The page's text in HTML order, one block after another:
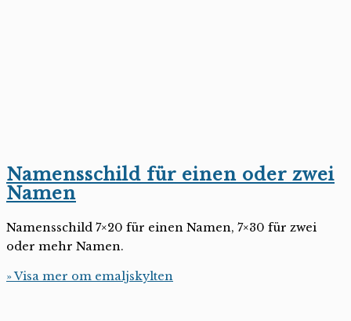
Namensschild für einen oder zwei
Namen
Namensschild 7×20 für einen Namen, 7×30 für zwei
oder mehr Namen.
» Visa mer om emaljskylten